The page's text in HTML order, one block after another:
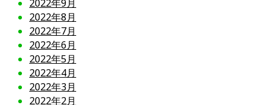
2022年9月
2022年8月
2022年7月
2022年6月
2022年5月
2022年4月
2022年3月
2022年2月